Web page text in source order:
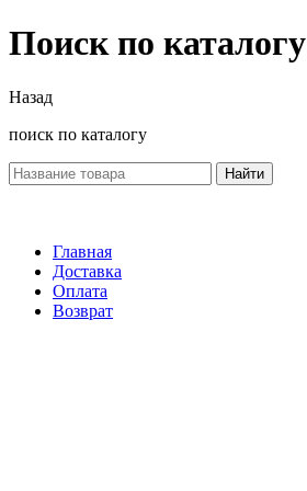
Поиск по каталогу
Назад
поиск по каталогу
Найти
Главная
Доставка
Оплата
Возврат